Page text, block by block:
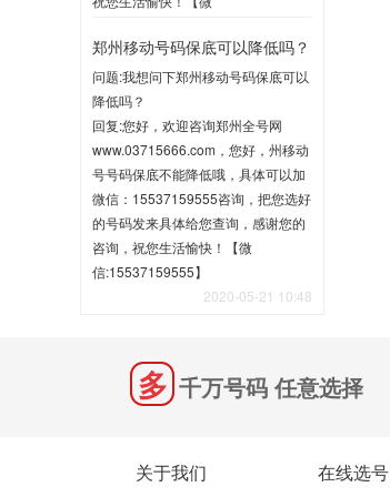
2020-06-02 10:35
郑州移动号码保底可以降低吗？
问题:我想问下郑州移动号码保底可以
降低吗？
回复:您好，欢迎咨询郑州全号网
www.03715666.com，您好，州移动
号号码保底不能降低哦，具体可以加
微信：15537159555咨询，把您选好
的号码发来具体给您查询，感谢您的
咨询，祝您生活愉快！【微
信:15537159555】
2020-05-21 10:48
千万号码 任意选择
关于我们 在线选号